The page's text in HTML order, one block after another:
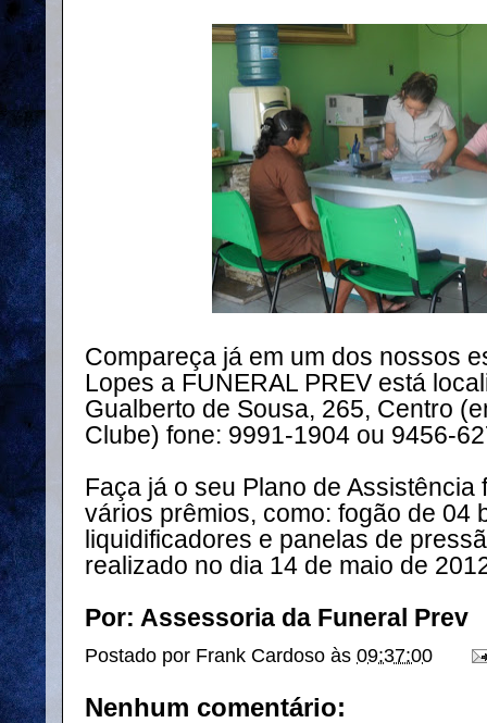
Compareça já em um dos nossos
Lopes a FUNERAL PREV está
Gualberto de Sousa, 265, Centro
Clube) fone: 9991-1904 ou 9456-
Faça já o seu Plano de Assistência
vários prêmios, como: fogão de 04
liquidificadores e panelas de
realizado no dia 14 de maio de
Por: Assessoria da Funeral Prev
Postado por Frank Cardoso às 09:37:00
Nenhum comentário: